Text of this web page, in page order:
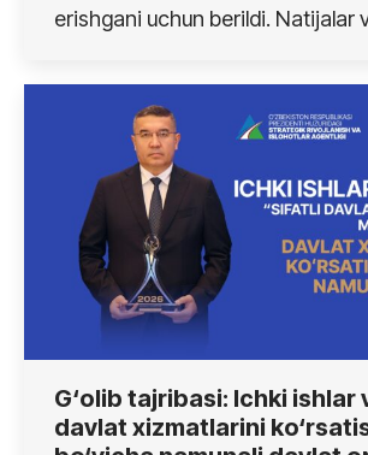
erishgani uchun berildi. Natijalar
G‘olib tajribasi: Ichki ishlar
davlat xizmatlarini